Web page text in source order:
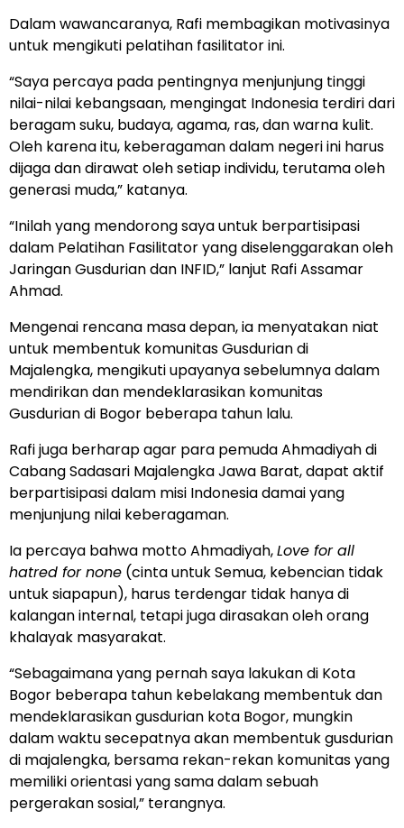
Dalam wawancaranya, Rafi membagikan motivasinya
untuk mengikuti pelatihan fasilitator ini.
“Saya percaya pada pentingnya menjunjung tinggi
nilai-nilai kebangsaan, mengingat Indonesia terdiri dari
beragam suku, budaya, agama, ras, dan warna kulit.
Oleh karena itu, keberagaman dalam negeri ini harus
dijaga dan dirawat oleh setiap individu, terutama oleh
generasi muda,” katanya.
“Inilah yang mendorong saya untuk berpartisipasi
dalam Pelatihan Fasilitator yang diselenggarakan oleh
Jaringan Gusdurian dan INFID,” lanjut Rafi Assamar
Ahmad.
Mengenai rencana masa depan, ia menyatakan niat
untuk membentuk komunitas Gusdurian di
Majalengka, mengikuti upayanya sebelumnya dalam
mendirikan dan mendeklarasikan komunitas
Gusdurian di Bogor beberapa tahun lalu.
Rafi juga berharap agar para pemuda Ahmadiyah di
Cabang Sadasari Majalengka Jawa Barat, dapat aktif
berpartisipasi dalam misi Indonesia damai yang
menjunjung nilai keberagaman.
Ia percaya bahwa motto Ahmadiyah,Love for all
hatred for none (cinta untuk Semua, kebencian tidak
untuk siapapun), harus terdengar tidak hanya di
kalangan internal, tetapi juga dirasakan oleh orang
khalayak masyarakat.
“Sebagaimana yang pernah saya lakukan di Kota
Bogor beberapa tahun kebelakang membentuk dan
mendeklarasikan gusdurian kota Bogor, mungkin
dalam waktu secepatnya akan membentuk gusdurian
di majalengka, bersama rekan-rekan komunitas yang
memiliki orientasi yang sama dalam sebuah
pergerakan sosial,” terangnya.